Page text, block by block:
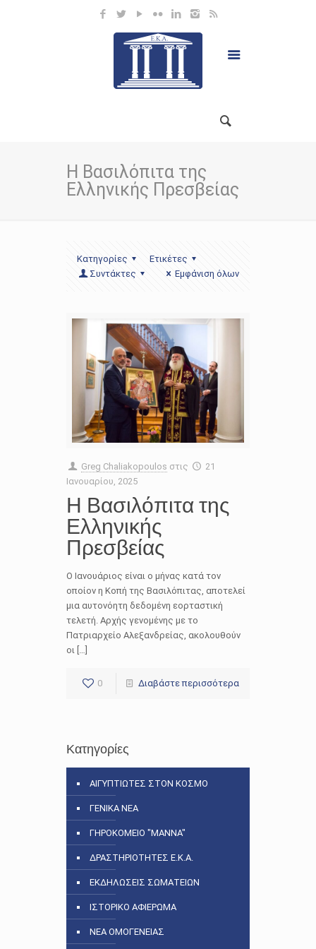
Η Βασιλόπιτα της
Ελληνικής Πρεσβείας
Κατηγορίες
Ετικέτες
Συντάκτες
Εμφάνιση όλων
Greg Chaliakopoulos στις
21
Ιανουαρίου, 2025
Η Βασιλόπιτα της
Ελληνικής
Πρεσβείας
Ο Ιανουάριος είναι ο μήνας κατά τον
οποίον η Κοπή της Βασιλόπιτας, αποτελεί
μια αυτονόητη δεδομένη εορταστική
τελετή. Αρχής γενομένης με το
Πατριαρχείο Αλεξανδρείας, ακολουθούν
οι […]
0 Διαβάστε περισσότερα
Κατηγορίες
ΑΙΓΥΠΤΙΩΤΕΣ ΣΤΟΝ ΚΟΣΜΟ
ΓΕΝΙΚΑ ΝΕΑ
ΓΗΡΟΚΟΜΕΙΟ "ΜΑΝΝΑ"
ΔΡΑΣΤΗΡΙΟΤΗΤΕΣ Ε.Κ.Α.
ΕΚΔΗΛΩΣΕΙΣ ΣΩΜΑΤΕΙΩΝ
ΙΣΤΟΡΙΚΟ ΑΦΙΕΡΩΜΑ
ΝΕΑ ΟΜΟΓΕΝΕΙΑΣ